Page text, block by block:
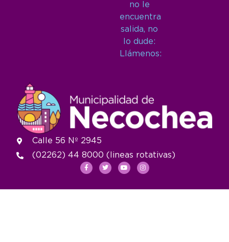
no le
encuentra
salida, no
lo dude:
Llámenos:
Calle 56 Nº 2945
(02262) 44 8000 (lineas rotativas)